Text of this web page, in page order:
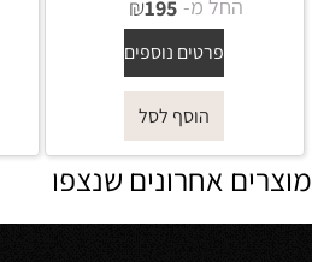
החל מ- ₪195
פרטים נוספים
הוסף לסל
מוצרים אחרונים שנצפו